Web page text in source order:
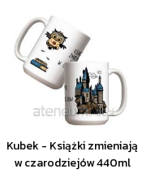
Kubek - Książki zmieniają
w czarodziejów 440ml